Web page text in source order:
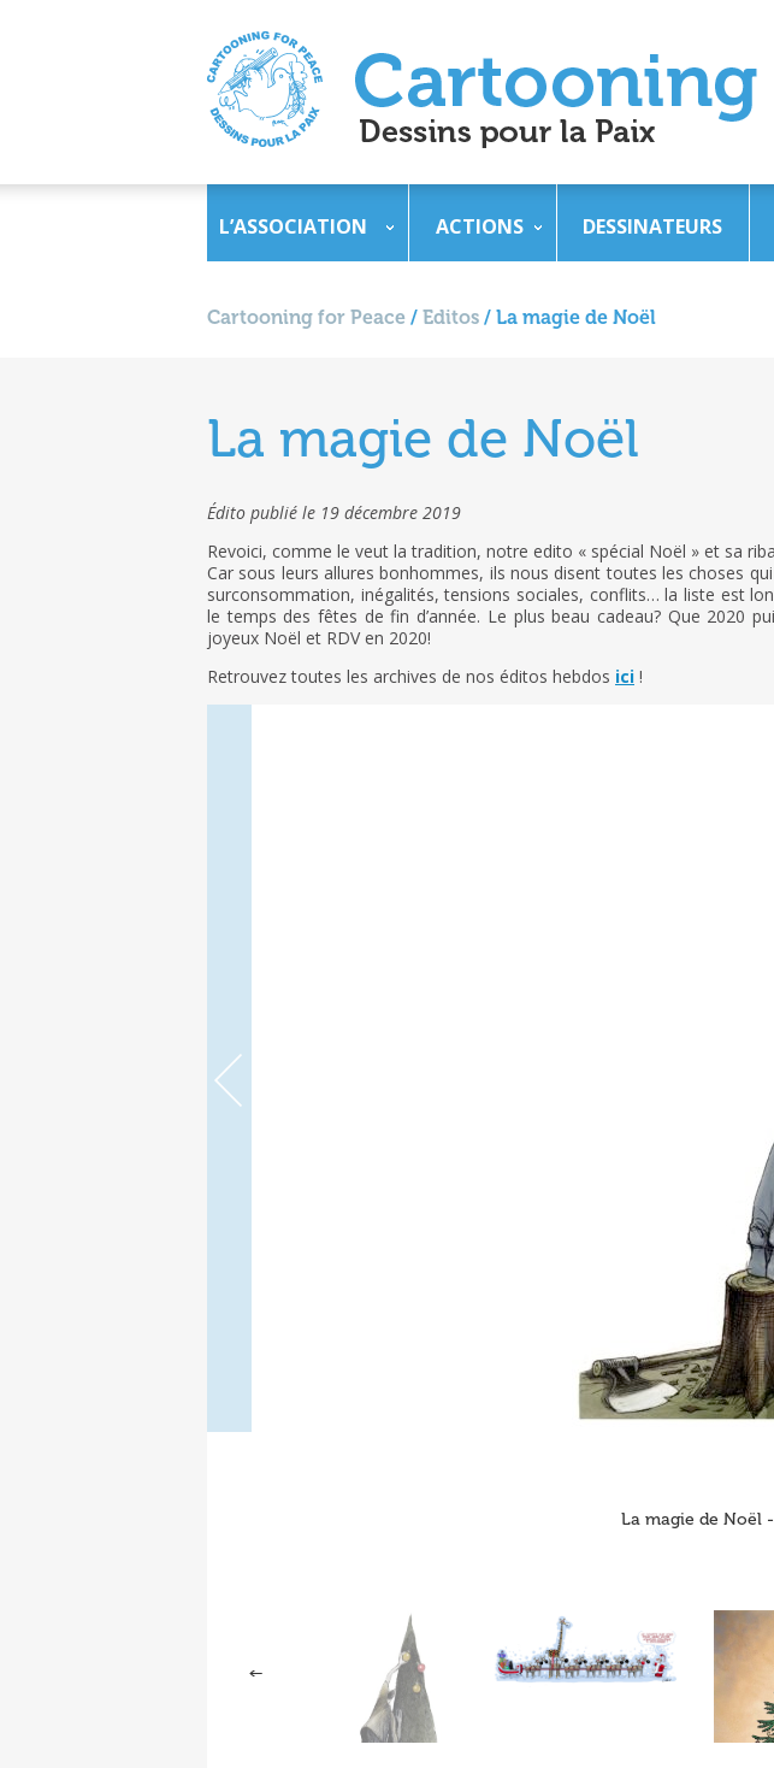
L’ASSOCIATION ACTIONS DESSINATEURS
Cartooning for Peace / Editos / La magie de Noël
La magie de Noël
Édito publié le 19 décembre 2019
Revoici, comme le veut la tradition, notre edito « spécial Noël » et sa
Car sous leurs allures bonhommes, ils nous disent toutes les choses
surconsommation, inégalités, tensions sociales, conflits… la liste est
le temps des fêtes de fin d’année. Le plus beau cadeau? Que 2020
joyeux Noël et RDV en 2020!
Retrouvez toutes les archives de nos éditos hebdos ici !
La magie de Noël